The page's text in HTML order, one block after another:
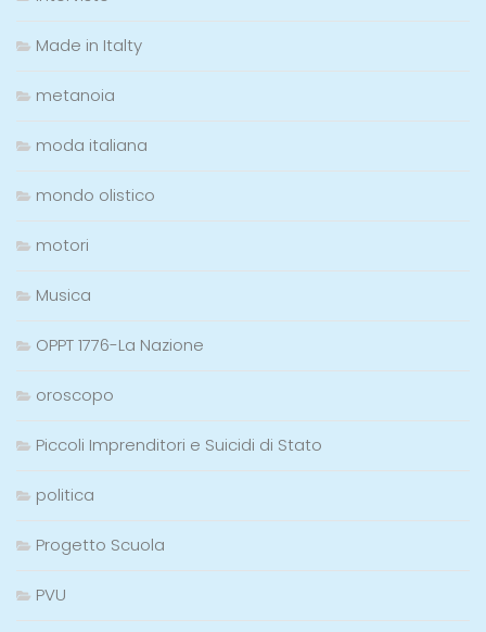
Made in Italty
metanoia
moda italiana
mondo olistico
motori
Musica
OPPT 1776-La Nazione
oroscopo
Piccoli Imprenditori e Suicidi di Stato
politica
Progetto Scuola
PVU